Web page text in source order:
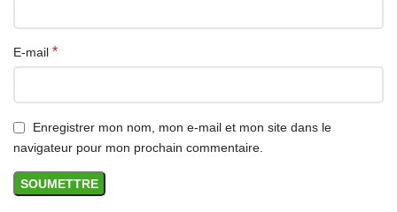
E-mail *
Enregistrer mon nom, mon e-mail et mon site dans le
navigateur pour mon prochain commentaire.